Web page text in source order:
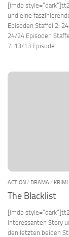
[imdb
und eine
Episoden Staffel 2:
24/24 Episoden
7: 13/13 Episode
ACTION/ DRAMA / KRIMI
The Blacklist
[imdb
interessanten Story
den letzten beiden